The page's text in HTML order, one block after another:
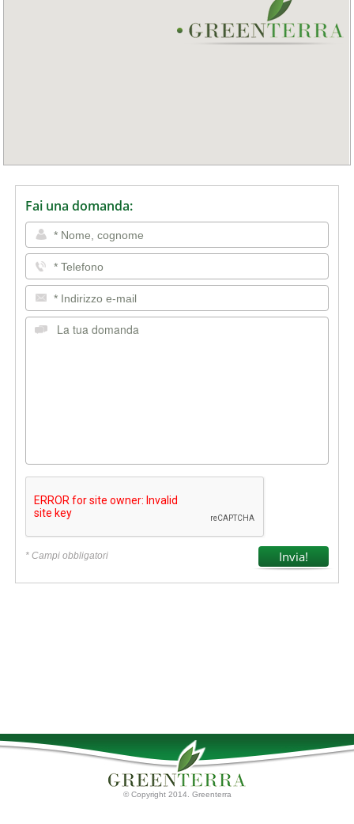
Fai una domanda:
* Campi obbligatori
© Copyright 2014. Greenterra